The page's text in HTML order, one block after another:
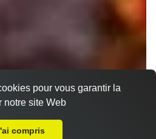
pour vous garantir la
notre site Web
compris